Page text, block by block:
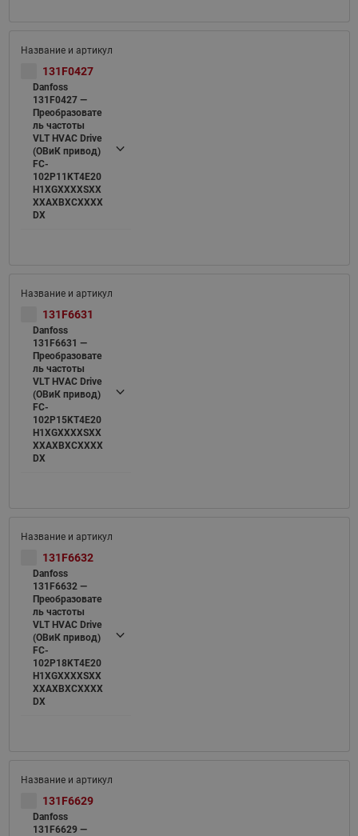
131F0427
Danfoss
131F0427 —
Преобразовате
ль частоты
VLT HVAC Drive
(ОВиК привод)
FC-
102P11KT4E20
H1XGXXXXSXX
XXAXBXCXXXX
DX
131F6631
Danfoss
131F6631 —
Преобразовате
ль частоты
VLT HVAC Drive
(ОВиК привод)
FC-
102P15KT4E20
H1XGXXXXSXX
XXAXBXCXXXX
DX
131F6632
Danfoss
131F6632 —
Преобразовате
ль частоты
VLT HVAC Drive
(ОВиК привод)
FC-
102P18KT4E20
H1XGXXXXSXX
XXAXBXCXXXX
DX
131F6629
Danfoss
131F6629 —